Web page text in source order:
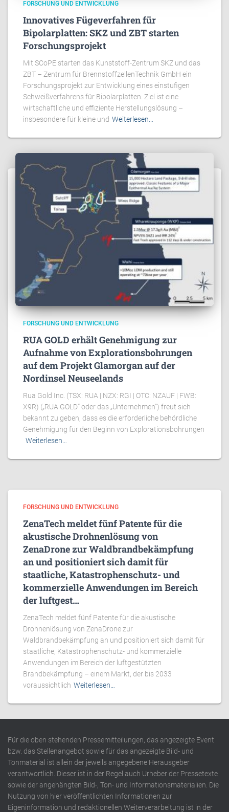
FORSCHUNG UND ENTWICKLUNG
Innovatives Fügeverfahren für
Bipolarplatten: SKZ und ZBT starten
Forschungsprojekt
Mit SCoPE starten das Kunststoff-Zentrum SKZ und das
ZBT – Zentrum für BrennstoffzellenTechnik GmbH ein
Forschungsprojekt zur Entwicklung eines einstufigen
Schweißverfahrens für Bipolarplatten. Ziel ist eine
wirtschaftliche und effiziente Herstellungslösung –
insbesondere für kleine und Weiterlesen…
FORSCHUNG UND ENTWICKLUNG
RUA GOLD erhält Genehmigung zur
Aufnahme von Explorationsbohrungen
auf dem Projekt Glamorgan auf der
Nordinsel Neuseelands
Rua Gold Inc. (TSX: RUA | NZX: RGI | OTC: NZAUF | FWB:
X9R) („RUA GOLD“ oder das „Unternehmen“) freut sich
bekannt zu geben, dass es die erforderliche behördliche
Genehmigung für den Beginn von Explorationsbohrungen
Weiterlesen…
FORSCHUNG UND ENTWICKLUNG
ZenaTech meldet fünf Patente für die
akustische Drohnenlösung von
ZenaDrone zur Waldbrandbekämpfung
an und positioniert sich damit für
staatliche, Katastrophenschutz- und
kommerzielle Anwendungen im Bereich
der luftgest…
ZenaTech meldet fünf Patente für die akustische
Drohnenlösung von ZenaDrone zur
Waldbrandbekämpfung an und positioniert sich damit für
staatliche, Katastrophenschutz- und kommerzielle
Anwendungen im Bereich der luftgestützten
Brandbekämpfung – einem Markt, der bis 2033
voraussichtlich Weiterlesen…
Für die oben stehenden Pressemitteilungen, das angezeigte Event
bzw. das Stellenangebot sowie für das angezeigte Bild- und
Tonmaterial ist allein der jeweils angegebene Herausgeber
verantwortlich. Dieser ist in der Regel auch Urheber der Pressetexte
sowie der angehängten Bild-, Ton- und Informationsmaterialien. Die
Nutzung von hier veröffentlichten Informationen zur
Eigeninformation und redaktionellen Weiterverarbeitung ist in der